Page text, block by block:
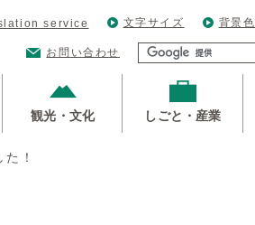
service 文字サイズ 背景色
お問い合わせ
観光・文化 しごと・産業
！